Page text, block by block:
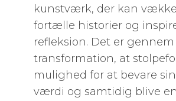
kunstværk, der kan
fortælle historier og
refleksion. Det er
transformation, at
mulighed for at bevare
værdi og samtidig blive